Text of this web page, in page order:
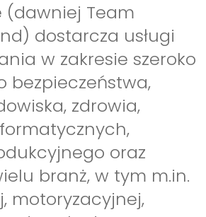
(dawniej Team
dostarcza usługi
w zakresie szeroko
bezpieczeństwa,
zdrowia,
oraz
branż, w tym m.in.
motoryzacyjnej,